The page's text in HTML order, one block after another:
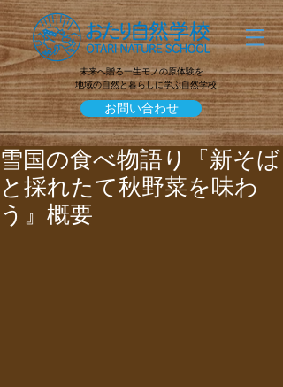
未来へ贈る一生モノの原体験を
地域の自然と暮らしに学ぶ自然学校
お問い合わせ
雪国の食べ物語り『新そば
と採れたて秋野菜を味わ
う』概要